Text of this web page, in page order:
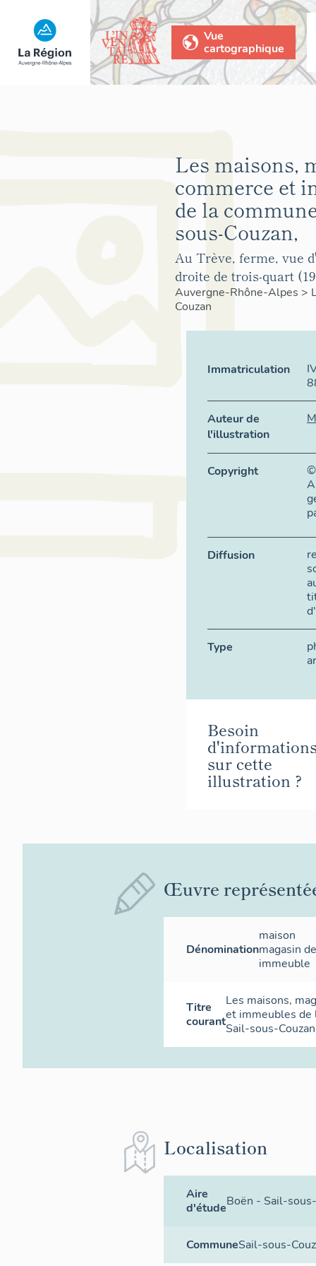
Vue
cartographique
Les maisons,
commerce et
de la
sous-Couzan,
Au Trève, ferme, vue
droite de trois-quart
Auvergne-Rhône-Alpes >
Couzan
Immatriculation
Auteur de
l'illustration
Copyright
©
Diffusion
Type
Besoin
sur cette
illustration ?
Œuvre
Dénomination
maison
magasin
immeuble
Titre
courant
Les maisons,
et immeubles de
Sail-sous-Couzan
Localisation
Aire
d'étudeBoën - Sail-
CommuneSail-sous-